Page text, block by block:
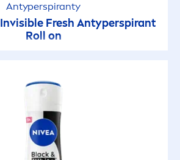
Antyperspiranty
Invisible Fresh Antyperspirant
Roll on